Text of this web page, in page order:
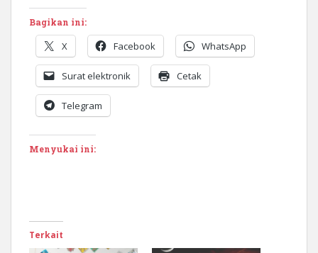
Bagikan ini:
X Facebook WhatsApp
Surat elektronik Cetak
Telegram
Menyukai ini:
Terkait